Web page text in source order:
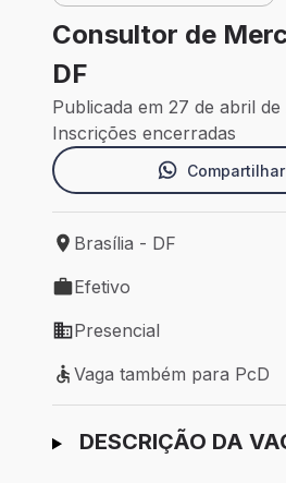
Consultor de
DF
Publicada em 27 de abril de
Inscrições encerradas
Local de trabalho: Brasília -
Brasília - DF
Tipo de vaga: Efetivo
Efetivo
Modelo de trabalho:
Presencial
Vaga também para PcD
Vaga também para PcD
Ir para candidatura
DESCRIÇÃO DA